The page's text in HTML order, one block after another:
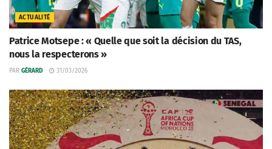
ACTUALITÉ
Patrice Motsepe : « Quelle que soit la décision du TAS,
nous la respecterons »
PAR GÉRARD 31/03/2026